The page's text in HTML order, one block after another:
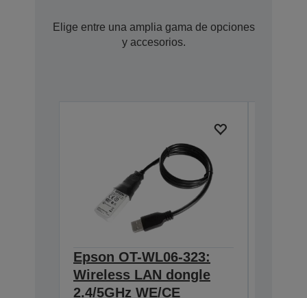
Elige entre una amplia gama de opciones
y accesorios.
Epson OT-WL06-323:
Wireless LAN dongle
2.4/5GHz WE/CE